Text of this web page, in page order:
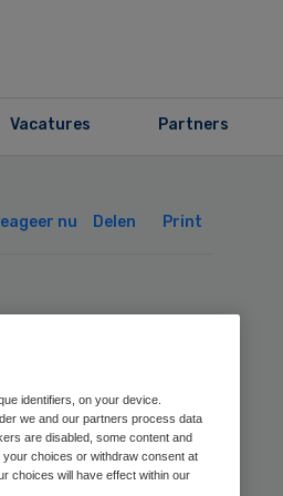
Vacatures Partners
nu Delen Print
identifiers, on your device.
we and our partners process data
are disabled, some content and
choices or withdraw consent at
choices will have effect within our